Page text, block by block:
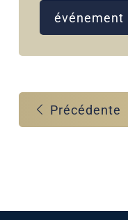
événement
Précédente